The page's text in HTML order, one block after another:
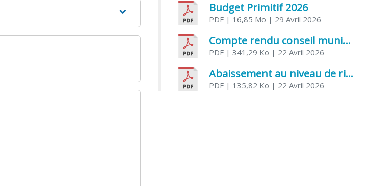
Budget Primitif 2026
PDF | 16,85 Mo | 29 Avril 2026
Compte rendu conseil municipal – 7 avril 2026
PDF | 341,29 Ko | 22 Avril 2026
Abaissement au niveau de risque modéré de l’Influenza aviaire
PDF | 135,82 Ko | 22 Avril 2026